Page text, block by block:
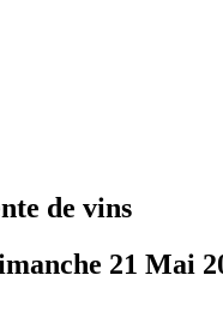
de vins
21 Mai